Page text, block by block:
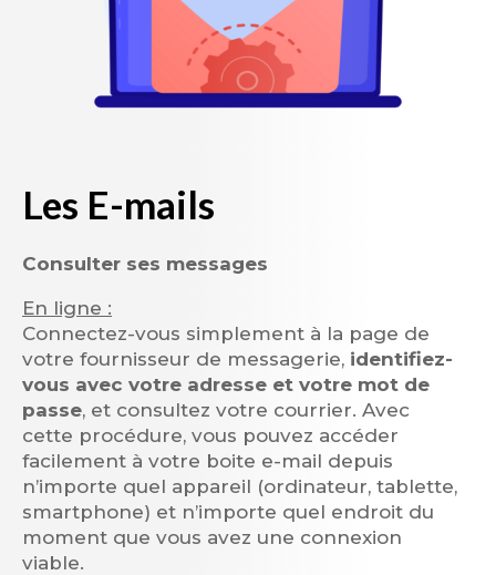
Les E-mails
Consulter ses messages
En ligne :
Connectez-vous simplement à la page de
votre fournisseur de messagerie, identifiez-
vous avec votre adresse et votre mot de
passe, et consultez votre courrier. Avec
cette procédure, vous pouvez accéder
facilement à votre boite e-mail depuis
n’importe quel appareil (ordinateur, tablette,
smartphone) et n’importe quel endroit du
moment que vous avez une connexion
viable.